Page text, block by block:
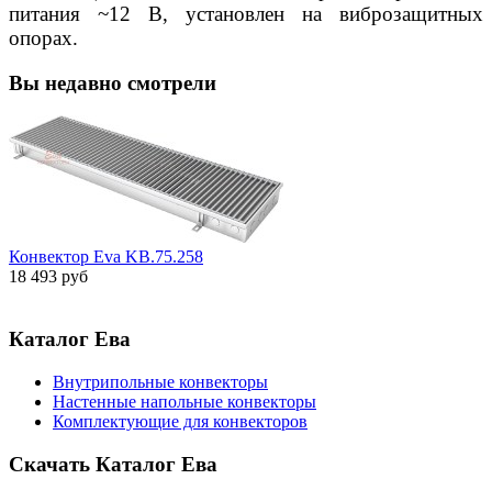
питания ~12 В, установлен на виброзащитных
опорах.
Вы недавно смотрели
Конвектор Eva KB.75.258
18 493 руб
Каталог Ева
Внутрипольные конвекторы
Настенные напольные конвекторы
Комплектующие для конвекторов
Скачать Каталог Ева